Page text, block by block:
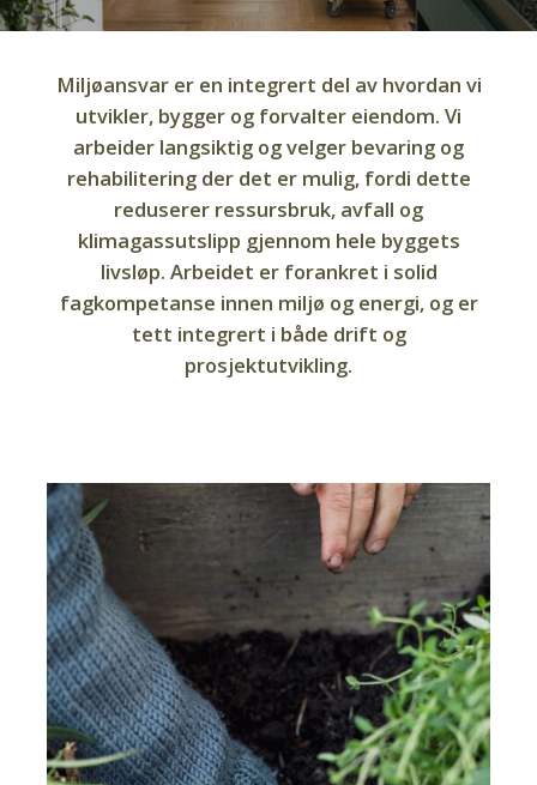
Miljøansvar er en integrert del av hvordan vi
utvikler, bygger og forvalter eiendom. Vi
arbeider langsiktig og velger bevaring og
rehabilitering der det er mulig, fordi dette
reduserer ressursbruk, avfall og
klimagassutslipp gjennom hele byggets
livsløp. Arbeidet er forankret i solid
fagkompetanse innen miljø og energi, og er
tett integrert i både drift og
prosjektutvikling.